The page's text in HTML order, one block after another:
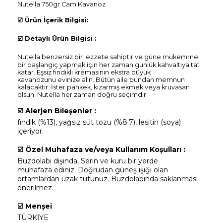
Nutella 750gr Cam Kavanoz
☑️ Ürün İçerik Bilgisi:
☑️ Detaylı Ürün Bilgisi :
Nutella benzersiz bir lezzete sahiptir ve güne mükemmel
bir başlangıç ​​yapmak için her zaman günlük kahvaltıya tat
katar. Eşsiz fındıklı kremasının ekstra büyük
kavanozunu evinize alın. Bütün aile bundan memnun
kalacaktır. İster pankek, kızarmış ekmek veya kruvasan
olsun: Nutella her zaman doğru seçimdir.
☑️ Alerjen Bileşenler :
fındık (%13), yağsız süt tozu (%8.7), lesitin (soya)
içeriyor.
☑️ Özel Muhafaza ve/veya Kullanım Koşulları :
Buzdolabı dışında, Serin ve kuru bir yerde
muhafaza ediniz. Doğrudan güneş ışığı olan
ortamlardan uzak tutunuz. Buzdolabında saklanması
önerilmez.
☑️ Menşei
TÜRKİYE